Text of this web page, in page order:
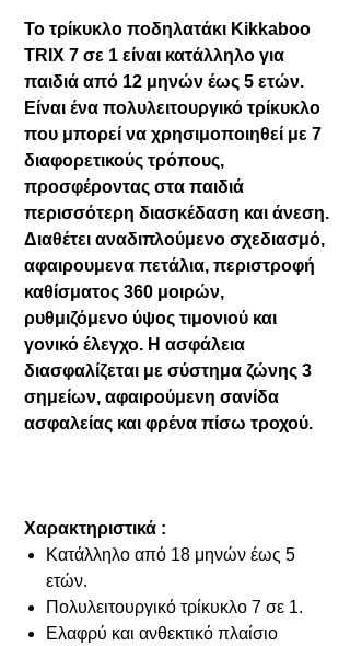
Το τρίκυκλο ποδηλατάκι Kikkaboo
TRIX 7 σε 1 είναι κατάλληλο για
παιδιά από 12 μηνών έως 5 ετών.
Είναι ένα πολυλειτουργικό τρίκυκλο
που μπορεί να χρησιμοποιηθεί με 7
διαφορετικούς τρόπους,
προσφέροντας στα παιδιά
περισσότερη διασκέδαση και άνεση.
Διαθέτει αναδιπλούμενο σχεδιασμό,
αφαιρουμενα πετάλια, περιστροφή
καθίσματος 360 μοιρών,
ρυθμιζόμενο ύψος τιμονιού και
γονικό έλεγχο. Η ασφάλεια
διασφαλίζεται με σύστημα ζώνης 3
σημείων, αφαιρούμενη σανίδα
ασφαλείας και φρένα πίσω τροχού.
Χαρακτηριστικά :
Κατάλληλο από 18 μηνών έως 5
ετών.
Πολυλειτουργικό τρίκυκλο 7 σε 1.
Ελαφρύ και ανθεκτικό πλαίσιο